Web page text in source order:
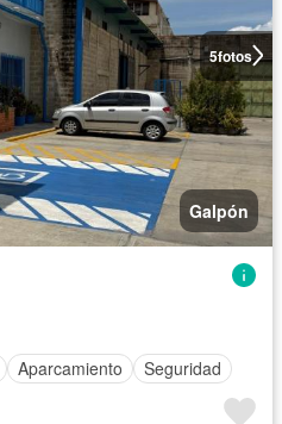
5fotos
Galpón
Aparcamiento Seguridad